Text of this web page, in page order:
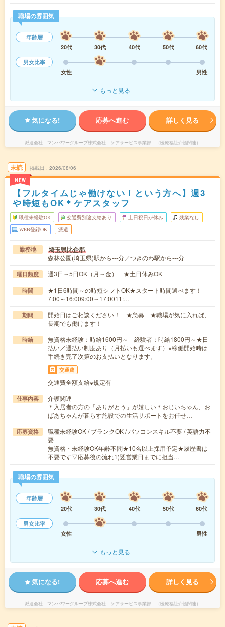
職場の雰囲気
年齢層
20代
30代 40代 50代
60代
男女比率
女性
男性
もっと見る
気になる! 応募へ進む 詳しく見る
派遣会社 マンパワーグループ株式会社 ケアサービス事業部 （医療福祉介護関連）
未読
NEW
掲載日 2026/08/06
【フルタイムじゃ働けない！という方へ】週3
や時短もOK＊ケアスタッフ
職種未経験OK 交通費別途支給あり 土日祝日が休み 残業なし
WEB登録OK 派遣
勤務地 埼玉県比企郡
森林公園(埼玉県)駅から---分／つきのわ駅から---分
曜日頻度 週3日～5日OK（月～金） ★土日休みOK
時間
★1日6時間～の時短シフトOK★スタート時間選べます！
7:00～16:009:00～17:0011:…
期間
開始日はご相談ください！ ★急募 ★職場が気に入れば、
長期でも働けます！
時給
無資格未経験：時給1600円～ 経験者：時給1800円～★日
払い／週払い制度あり（月払いも選べます）※稼働開始時は
手続き完了次第のお支払いとなります。
交通費
交通費全額支給※規定有
仕事内容
介護関連
＊入居者の方の「ありがとう」が嬉しい＊おじいちゃん、お
ばあちゃんが暮らす施設での生活サポートをお任せ…
応募資格
職種未経験OK / ブランクOK / パソコンスキル不要 / 英語力不
要
無資格・未経験OK年齢不問★10名以上採用予定★履歴書は
不要です▽応募後の流れ1)翌営業日までに担当…
職場の雰囲気
年齢層
20代
30代 40代 50代
60代
男女比率
女性
男性
もっと見る
気になる! 応募へ進む 詳しく見る
派遣会社 マンパワーグループ株式会社 ケアサービス事業部 （医療福祉介護関連）